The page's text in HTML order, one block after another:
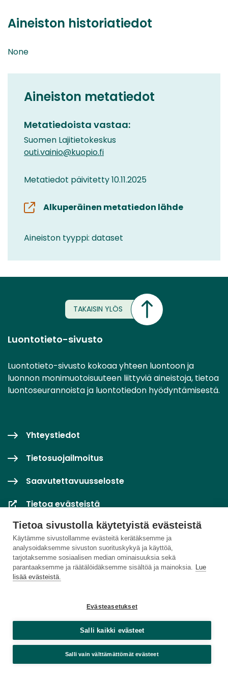
Tietoa sivustolla käytetyistä evästeistä
Käytämme sivustollamme evästeitä kerätäksemme ja
analysoidaksemme sivuston suorituskykyä ja käyttöä,
tarjotaksemme sosiaalisen median ominaisuuksia sekä
parantaaksemme ja räätälöidäksemme sisältöä ja mainoksia. Lue
lisää evästeistä.
Evästeasetukset
Salli kaikki evästeet
Salli vain välttämättömät evästeet
Aineiston historiatiedot
None
Aineiston metatiedot
Metatiedoista vastaa:
Suomen Lajitietokeskus
outi.vainio@kuopio.fi
Metatiedot päivitetty 10.11.2025
Alkuperäinen metatiedon lähde
Aineiston tyyppi: dataset
TAKAISIN YLÖS
Luontotieto-sivusto
Luontotieto-sivusto kokoaa yhteen luontoon ja
luonnon monimuotoisuuteen liittyviä aineistoja, tietoa
luontoseurannoista ja luontotiedon hyödyntämisestä.
Yhteystiedot
Tietosuojailmoitus
Saavutettavuusseloste
Tietoa evästeistä
Evästeasetukset